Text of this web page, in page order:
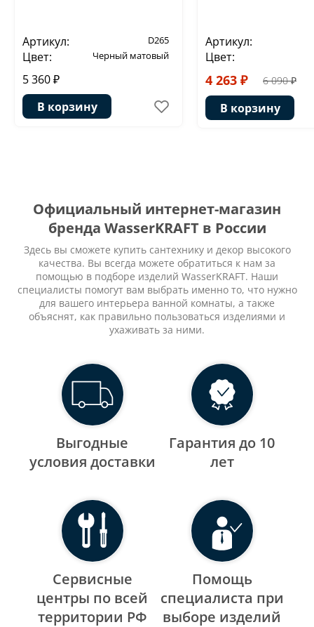
Артикул: D265
Цвет: Черный матовый
5 360 ₽
В корзину
Артикул:
Цвет:
4 263 ₽ 6 090 ₽
В корзину
Официальный интернет-магазин
бренда WasserKRAFT в России
Здесь вы сможете купить сантехнику и декор высокого
качества. Вы всегда можете обратиться к нам за
помощью в подборе изделий WasserKRAFT. Наши
специалисты помогут вам выбрать именно то, что нужно
для вашего интерьера ванной комнаты, а также
объяснят, как правильно пользоваться изделиями и
ухаживать за ними.
Выгодные
уcловия доставки
Гарантия до 10
лет
Сервисные
центры по всей
территории РФ
Помощь
специалиста при
выборе изделий